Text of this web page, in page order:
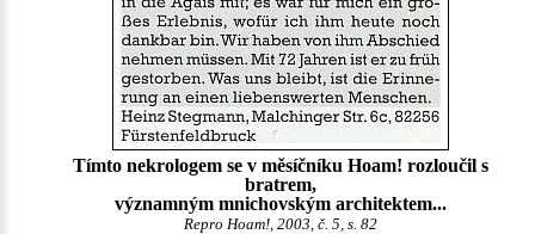
Tímto nekrologem se v měsíčníku Hoam! rozloučil s
bratrem,
významným mnichovským architektem...
Repro Hoam!, 2003, č. 5, s. 82